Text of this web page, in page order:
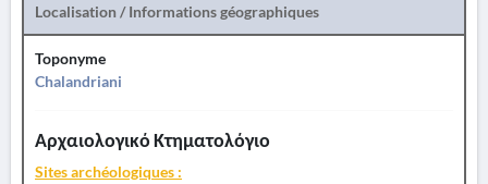
Localisation / Informations géographiques
Toponyme
Chalandriani
Αρχαιολογικό Κτηματολόγιο
Sites archéologiques :